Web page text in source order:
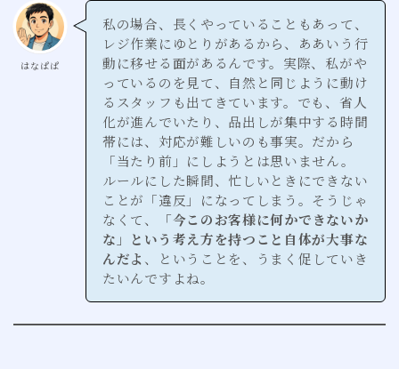
はなぱぱ
私の場合、長くやっていることもあって、
レジ作業にゆとりがあるから、ああいう行
動に移せる面があるんです。実際、私がや
っているのを見て、自然と同じように動け
るスタッフも出てきています。でも、省人
化が進んでいたり、品出しが集中する時間
帯には、対応が難しいのも事実。だから
「当たり前」にしようとは思いません。
ルールにした瞬間、忙しいときにできない
ことが「違反」になってしまう。そうじゃ
なくて、
「今このお客様に何かできないか
な」という考え方を持つこと自体が大事な
んだよ、ということを、うまく促していき
たいんですよね。